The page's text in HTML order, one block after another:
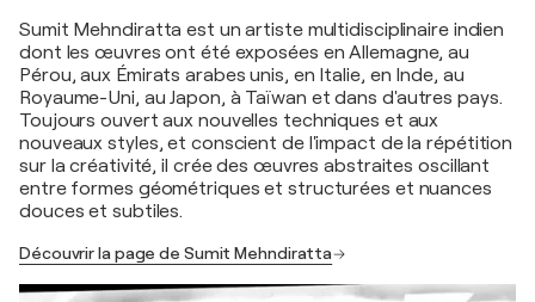
Sumit Mehndiratta est un artiste multidisciplinaire indien
dont les œuvres ont été exposées en Allemagne, au
Pérou, aux Émirats arabes unis, en Italie, en Inde, au
Royaume-Uni, au Japon, à Taïwan et dans d'autres pays.
Toujours ouvert aux nouvelles techniques et aux
nouveaux styles, et conscient de l'impact de la répétition
sur la créativité, il crée des œuvres abstraites oscillant
entre formes géométriques et structurées et nuances
douces et subtiles.
Découvrir la page de Sumit Mehndiratta